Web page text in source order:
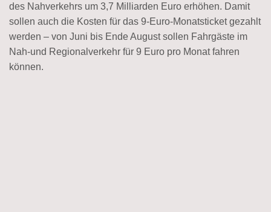
des Nahverkehrs um 3,7 Milliarden Euro erhöhen. Damit
sollen auch die Kosten für das 9-Euro-Monatsticket gezahlt
werden – von Juni bis Ende August sollen Fahrgäste im
Nah-und Regionalverkehr für 9 Euro pro Monat fahren
können.